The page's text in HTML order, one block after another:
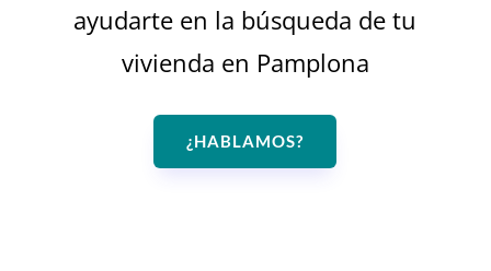
ayudarte en la búsqueda de tu
vivienda en Pamplona
¿HABLAMOS?